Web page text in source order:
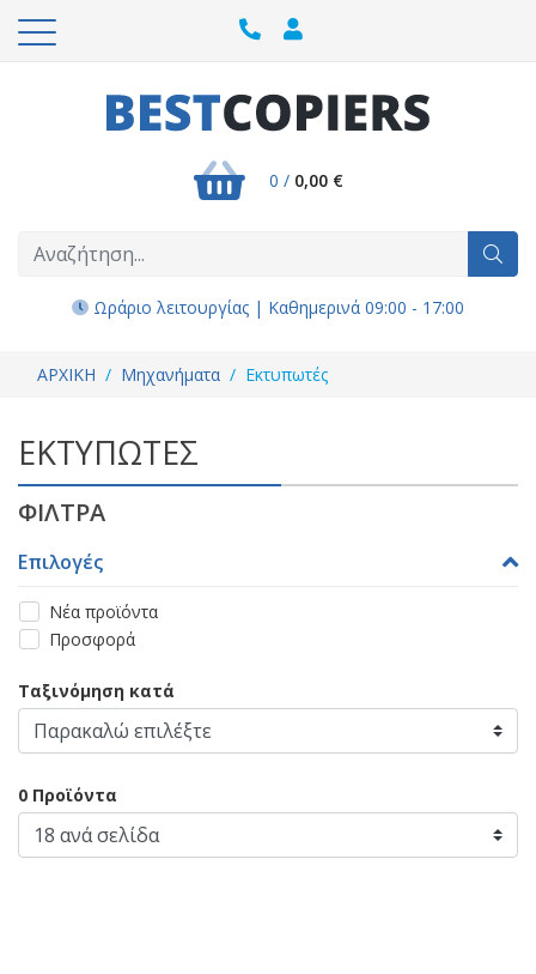
Ωράριο λειτουργίας | Καθημερινά 09:00 - 17:00
0 / 0,00 €
ΑΡΧΙΚΗ Μηχανήματα Εκτυπωτές
ΕΚΤΥΠΩΤΕΣ
ΦΙΛΤΡΑ
Επιλογές
Νέα προϊόντα
Προσφορά
Ταξινόμηση κατά
0 Προϊόντα